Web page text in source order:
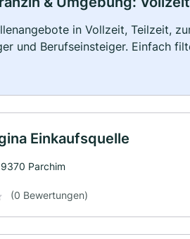
in Vollzeit, Teilzeit,
und Berufseinsteiger. Einfach
Einkaufsquelle
Parchim
(0 Bewertungen)